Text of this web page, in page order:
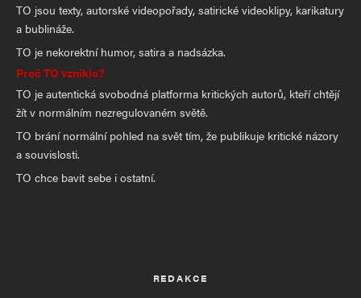
TO jsou texty, autorské videopořady, satirické videoklipy, karikatury
a bublináže.
TO je nekorektní humor, satira a nadsázka.
Proč TO vzniklo?
TO je autentická svobodná platforma kritických autorů, kteří chtějí
žít v normálním nezregulovaném světě.
TO brání normální pohled na svět tím, že publikuje kritické názory
a souvislosti.
TO chce bavit sebe i ostatní.
REDAKCE